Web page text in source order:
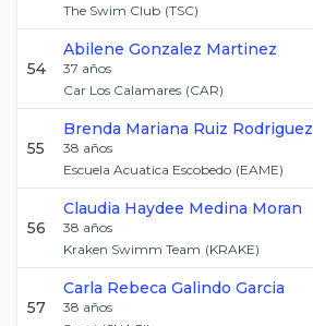
The Swim Club (TSC)
54
Abilene Gonzalez Martinez
37 años
Car Los Calamares (CAR)
55
Brenda Mariana Ruiz Rodriguez
38 años
Escuela Acuatica Escobedo (EAME)
56
Claudia Haydee Medina Moran
38 años
Kraken Swimm Team (KRAKE)
57
Carla Rebeca Galindo Garcia
38 años